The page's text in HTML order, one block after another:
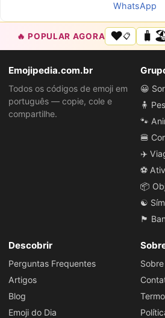
WhatsApp
🔥 POPULAR AGORA ❤️📋
Emojipedia.com.br
Todos os códigos de emoji em
português — copie, cole e
compartilhe.
😀
🧍
🐾
🍔
✈️
⚽
📦
☯️
🏴
Descobrir
Perguntas Frequentes
Artigos
Blog
Emoji do Dia